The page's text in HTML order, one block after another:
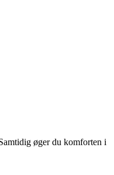
øger du komforten i